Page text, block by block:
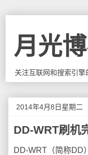
月光
关注互联网和搜索引擎
2014年4月8日星期二
DD-WRT刷机
DD-WRT（简称DD